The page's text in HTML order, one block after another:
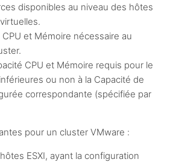
disponibles au niveau des hôtes
et Mémoire nécessaire au
CPU et Mémoire requis pour le
ou non à la Capacité de
correspondante (spécifiée par
pour un cluster VMware :
ESXI, ayant la configuration